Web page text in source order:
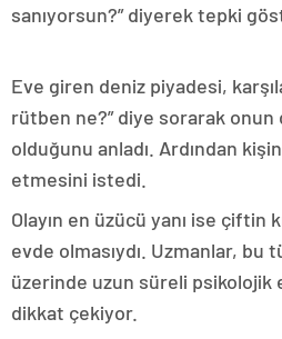
sanıyorsun?” diyerek tepki
Eve giren deniz piyadesi,
rütben ne?” diye sorarak
olduğunu anladı. Ardından
etmesini istedi.
Olayın en üzücü yanı ise çiftin
evde olmasıydı. Uzmanlar, bu
üzerinde uzun süreli psikolojik
dikkat çekiyor.